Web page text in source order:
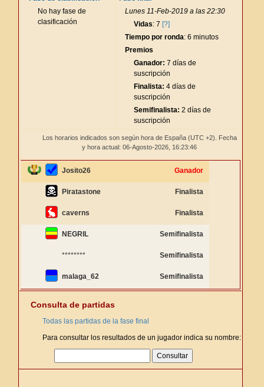
No hay fase de
clasificación
Lunes 11-Feb-2019 a las 22:30
Vidas: 7 [?]
Tiempo por ronda: 6 minutos
Premios
Ganador: 7 días de
suscripción
Finalista: 4 días de
suscripción
Semifinalista: 2 días de
suscripción
Los horarios indicados son según hora de España (UTC +2). Fecha
y hora actual: 06-Agosto-2026, 16:23:46
Josito26 Ganador
Piratastone Finalista
caverns Finalista
NEGRIL Semifinalista
******** Semifinalista
malaga_62 Semifinalista
Consulta de partidas
Todas las partidas de la fase final
Para consultar los resultados de un jugador indica su nombre: